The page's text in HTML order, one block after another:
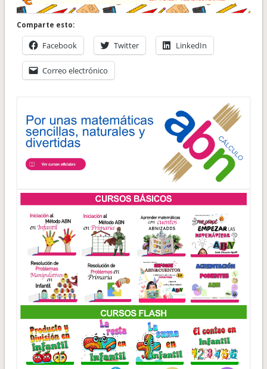
Comparte esto:
Facebook Twitter LinkedIn
Correo electrónico